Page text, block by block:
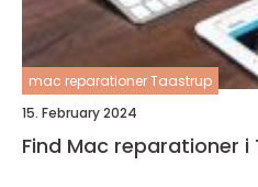
mac reparationer Taastrup
15. February 2024
Find Mac reparationer i